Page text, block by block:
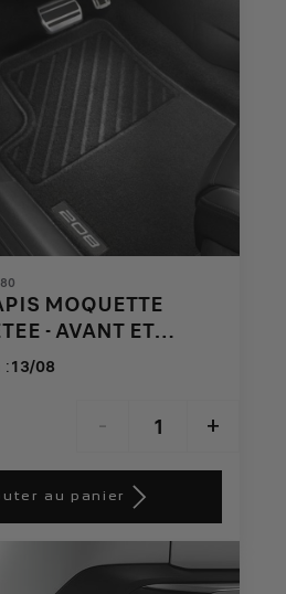
MOQUETTE
- AVANT ET
:13/08
- +
au panier